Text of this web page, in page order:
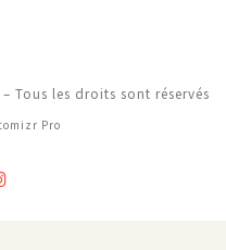
– Tous les droits sont réservés
Pro